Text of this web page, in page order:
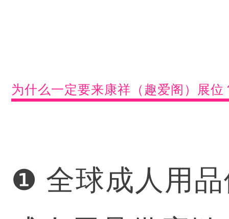
为什么一定要来康祥（趣爱阁）展位
❶ 全球成人用品